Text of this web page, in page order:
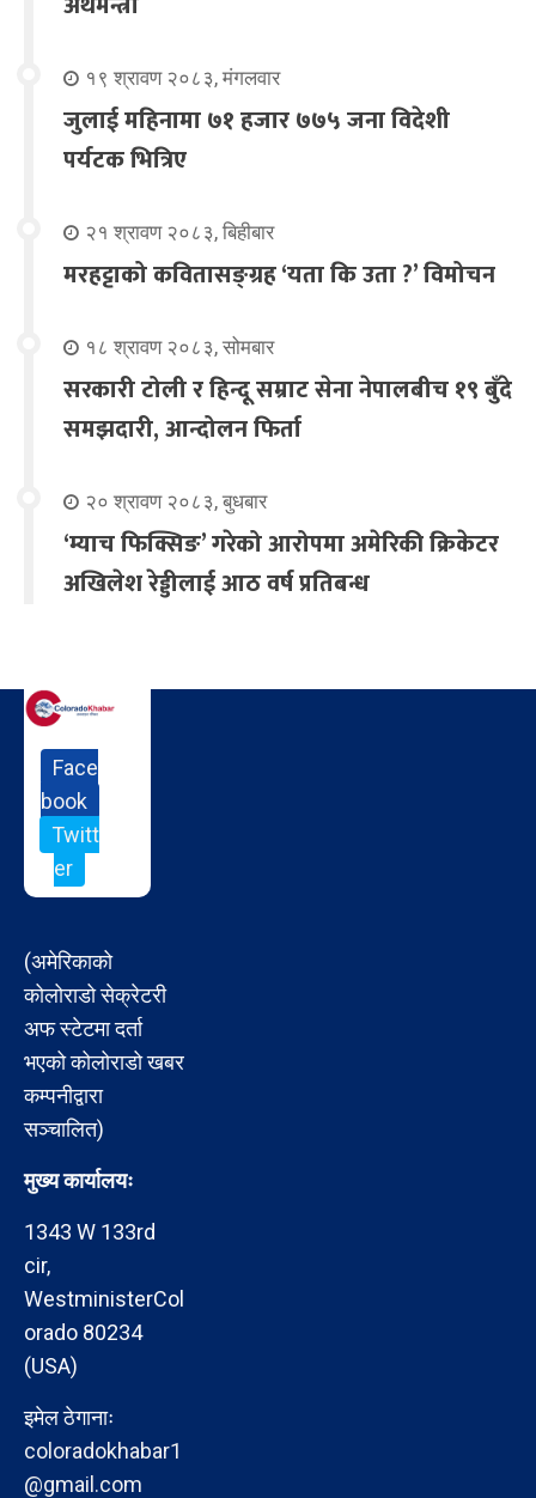
१९ श्रावण २०८३, मंगलवार
जुलाई महिनामा ७१ हजार ७७५ जना विदेशी
पर्यटक भित्रिए
२१ श्रावण २०८३, बिहीबार
मरहट्टाको कवितासङ्ग्रह ‘यता कि उता ?’ विमोचन
१८ श्रावण २०८३, सोमबार
सरकारी टोली र हिन्दू सम्राट सेना नेपालबीच १९ बुँदे
समझदारी, आन्दोलन फिर्ता
२० श्रावण २०८३, बुधबार
‘म्याच फिक्सिङ’ गरेको आरोपमा अमेरिकी क्रिकेटर
अखिलेश रेड्डीलाई आठ वर्ष प्रतिबन्ध
Face
book
Twitt
er
(अमेरिकाको
कोलोराडो सेक्रेटरी
अफ स्टेटमा दर्ता
भएको कोलोराडो खबर
कम्पनीद्वारा
सञ्चालित)
मुख्य कार्यालयः
1343 W 133rd
cir,
WestministerCol
orado 80234
(USA)
इमेल ठेगानाः
coloradokhabar1
@gmail.com